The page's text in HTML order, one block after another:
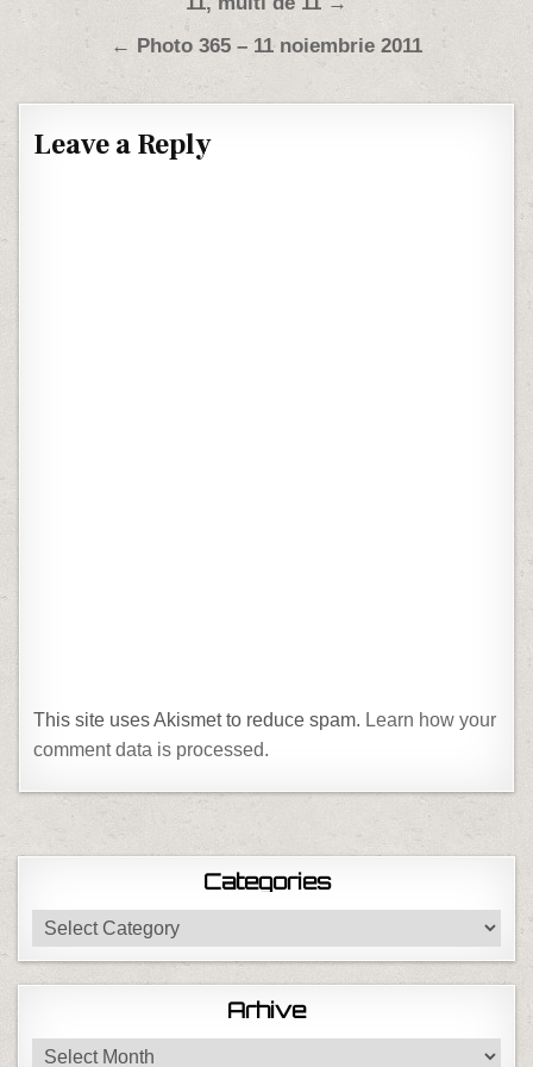
← Photo 365 – 11 noiembrie 2011
Leave a Reply
This site uses Akismet to reduce spam. Learn how your
comment data is processed.
Categories
Categories
Arhive
Arhive